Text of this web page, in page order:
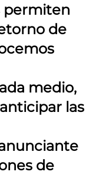
permiten
de
medio,
las
de